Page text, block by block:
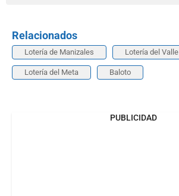
Relacionados
Lotería de Manizales Lotería del Valle
Lotería del Meta Baloto
PUBLICIDAD